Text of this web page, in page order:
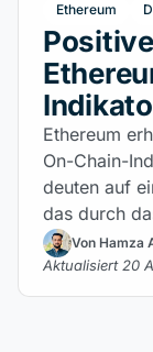
Ethereum
Ethereum
On-Chain-
deuten auf
das durch
Von Hamza
Aktualisiert 20